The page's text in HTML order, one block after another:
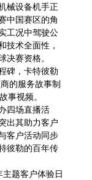
械设备机手正
中国赛区的角
工况中驾驶公
技术全面性，
赛资格。
碑，卡特彼勒
的服务故事制
事视频。
四场直播活
出其助力客户
客户活动同步
彼勒的百年传
主题客户体验日